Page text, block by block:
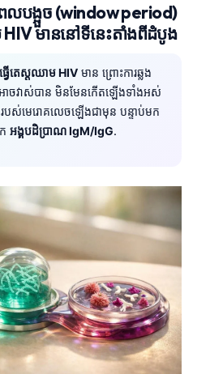
េលបង្អួច (window period)
HIV មាននៅទីនេះតាំងពីដំបូង
វើតេស្តឈាម HIV មាន ព្រោះការឆ្លង
ចវាស់បាន មិនមែនកើតឡើងទាំងអស់
បស់មេរោគលេចឡើងជាមុន បន្ទាប់មក
អង្គបដិប្រាណ IgM/IgG.